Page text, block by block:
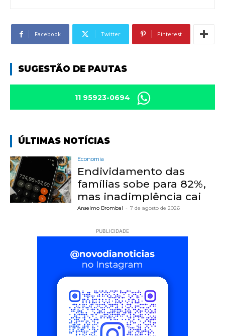
Facebook Twitter Pinterest
SUGESTÃO DE PAUTAS
11 95923-0694
ÚLTIMAS NOTÍCIAS
Economia
Endividamento das
famílias sobe para 82%,
mas inadimplência cai
Anselmo Brombal - 7 de agosto de 2026
PUBLICIDADE